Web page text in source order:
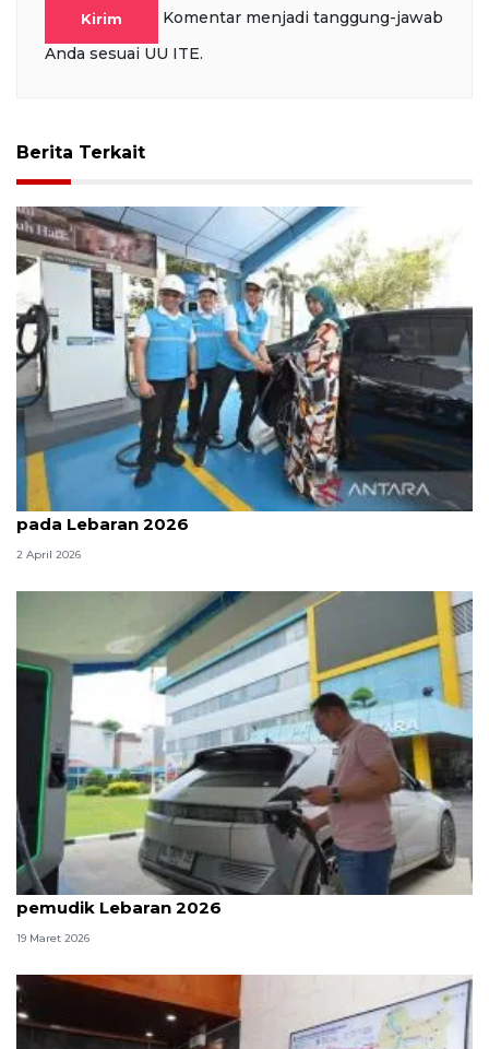
Kirim
Komentar menjadi tanggung-jawab
Anda sesuai UU ITE.
Berita Terkait
PLN: Lonjakan penggunaan SPKLU capai 4 kali lipat
pada Lebaran 2026
2 April 2026
PLN Sumut siapkan 113 SPKLU penuhi kebutuhan
pemudik Lebaran 2026
19 Maret 2026